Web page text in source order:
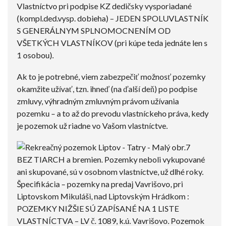
Vlastníctvo pri podpise KZ dedičsky vysporiadané
(kompl.ded.vysp. dobieha) – JEDEN SPOLUVLASTNÍK
S GENERÁLNYM SPLNOMOCNENÍM OD
VŠETKÝCH VLASTNÍKOV (pri kúpe teda jednáte len s
1 osobou).
Ak to je potrebné, viem zabezpečiť možnosť pozemky
okamžite užívať, tzn. ihneď (na ďalší deň) po podpise
zmluvy, výhradným zmluvným právom užívania
pozemku – a to až do prevodu vlastníckeho práva, kedy
je pozemok už riadne vo Vašom vlastníctve.
BEZ TIARCH a bremien. Pozemky neboli vykupované
ani skupované, sú v osobnom vlastníctve, už dlhé roky.
Špecifikácia – pozemky na predaj Vavrišovo, pri
Liptovskom Mikuláši, nad Liptovským Hrádkom :
POZEMKY NIŽŠIE SÚ ZAPÍSANÉ NA 1 LISTE
VLASTNÍCTVA – LV č. 1089, k.ú. Vavrišovo. Pozemok